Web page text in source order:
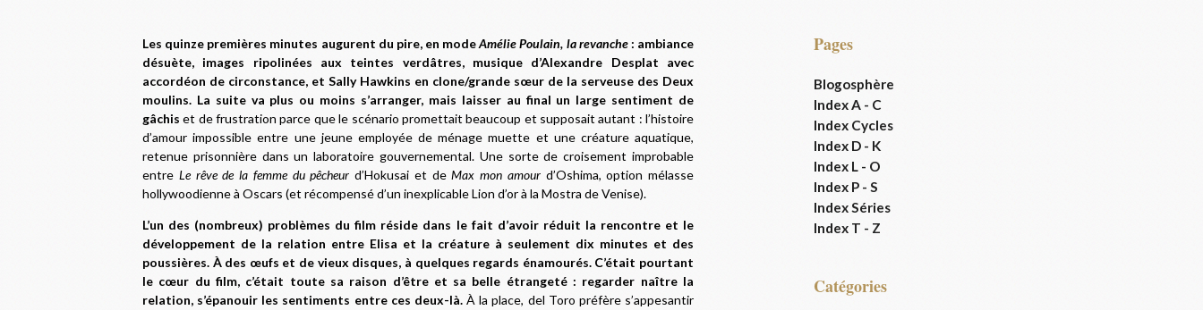
Les quinze premières minutes augurent du pire, en modeAmélie Poulain, la revanche: ambiance
désuète, images ripolinées aux teintes verdâtres, musique d’Alexandre Desplat avec
accordéon de circonstance, et Sally Hawkins en clone/grande sœur de la serveuse des Deux
moulins. La suite va plus ou moins s’arranger, mais laisser au final un large sentiment de
gâchis et de frustration parce que le scénario promettait beaucoup et supposait autant : l’histoire
d’amour impossible entre une jeune employée de ménage muette et une créature aquatique,
retenue prisonnière dans un laboratoire gouvernemental. Une sorte de croisement improbable
entre Le rêve de la femme du pêcheur d’Hokusai et deMax mon amourd’Oshima, option mélasse
hollywoodienne à Oscars (et récompensé d’un inexplicable Lion d’or à la Mostra de Venise).
L’un des (nombreux) problèmes du film réside dans le fait d’avoir réduit la rencontre et le
développement de la relation entre Elisa et la créature à seulement dix minutes et des
poussières. À des œufs et de vieux disques, à quelques regards énamourés. C’était pourtant
le cœur du film, c’était toute sa raison d’être et sa belle étrangeté : regarder naître la
relation, s’épanouir les sentiments entre ces deux-là.À la place, del Toro préfère s’appesantir
Pages
Blogosphère
Index A - C
Index Cycles
Index D - K
Index L - O
Index P - S
Index Séries
Index T - Z
Catégories